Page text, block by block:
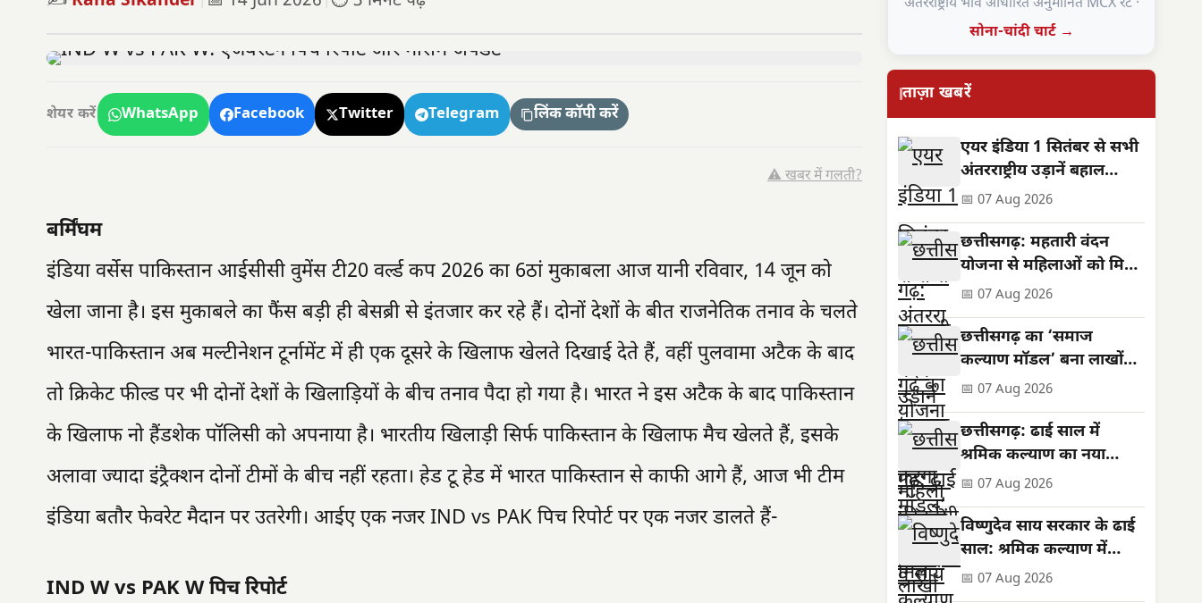
शेयर करें WhatsApp Facebook Twitter Telegram लिंक कॉपी करें
⚠️ खबर में गलती?
बर्मिंघम
इंडिया वर्सेस पाकिस्तान आईसीसी वुमेंस टी20 वर्ल्ड कप 2026 का 6ठां मुकाबला आज यानी रविवार, 14 जून को
खेला जाना है। इस मुकाबले का फैंस बड़ी ही बेसब्री से इंतजार कर रहे हैं। दोनों देशों के बीत राजनेतिक तनाव के चलते
भारत-पाकिस्तान अब मल्टीनेशन टूर्नामेंट में ही एक दूसरे के खिलाफ खेलते दिखाई देते हैं, वहीं पुलवामा अटैक के बाद
तो क्रिकेट फील्ड पर भी दोनों देशों के खिलाड़ियों के बीच तनाव पैदा हो गया है। भारत ने इस अटैक के बाद पाकिस्तान
के खिलाफ नो हैंडशेक पॉलिसी को अपनाया है। भारतीय खिलाड़ी सिर्फ पाकिस्तान के खिलाफ मैच खेलते हैं, इसके
अलावा ज्यादा इंट्रैक्शन दोनों टीमों के बीच नहीं रहता। हेड टू हेड में भारत पाकिस्तान से काफी आगे हैं, आज भी टीम
इंडिया बतौर फेवरेट मैदान पर उतरेगी। आईए एक नजर IND vs PAK पिच रिपोर्ट पर एक नजर डालते हैं-
IND W vs PAK W पिच रिपोर्ट
अंतरराष्ट्रीय भाव आधारित अनुमानित MCX रेट ·
सोना-चांदी चार्ट →
ताज़ा खबरें
एयर इंडिया 1 सितंबर से सभी
अंतरराष्ट्रीय उड़ानें बहाल
करेगा, फ्रीक्वेंसी भी बढ़ेगी
📅 07 Aug 2026
छत्तीसगढ़: महतारी वंदन
योजना से महिलाओं को मिले
**630 करोड़**,
सशक्तिकरण की नई मिसाल
📅 07 Aug 2026
छत्तीसगढ़ का ‘समाज
कल्याण मॉडल’ बना लाखों
जरूरतमंदों की संजीवनी
📅 07 Aug 2026
छत्तीसगढ़: ढाई साल में
श्रमिक कल्याण का नया
अध्याय, बनी राष्ट्रीय पहचान
📅 07 Aug 2026
विष्णुदेव साय सरकार के ढाई
साल: श्रमिक कल्याण में
ऐतिहासिक उपलब्धियां
📅 07 Aug 2026